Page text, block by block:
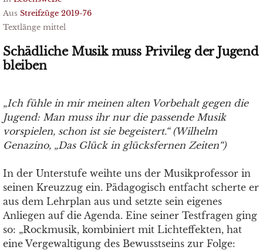
Aus Streifzüge 2019-76
Textlänge mittel
Schädliche Musik muss Privileg der Jugend
bleiben
„Ich fühle in mir meinen alten Vorbehalt gegen die
Jugend: Man muss ihr nur die passende Musik
vorspielen, schon ist sie begeistert.“ (Wilhelm
Genazino, „Das Glück in glücksfernen Zeiten“)
In der Unterstufe weihte uns der Musikprofessor in
seinen Kreuzzug ein. Pädagogisch entfacht scherte er
aus dem Lehrplan aus und setzte sein eigenes
Anliegen auf die Agenda. Eine seiner Testfragen ging
so: „Rockmusik, kombiniert mit Lichteffekten, hat
eine Vergewaltigung des Bewusstseins zur Folge: